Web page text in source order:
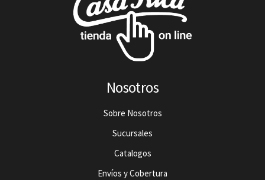
Nosotros
Sobre Nosotros
Sucursales
Catalogos
Envíos y Cobertura